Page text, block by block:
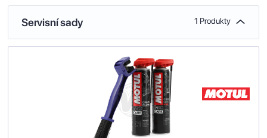
Servisní sady 1 Produkty